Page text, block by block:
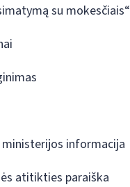
su mokesčiais“
informacija
atitikties paraiška